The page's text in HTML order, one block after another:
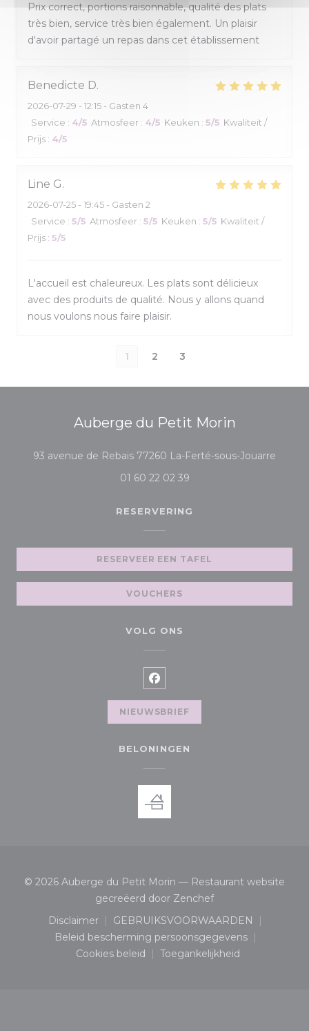
Prix correct, portions raisonnable, qualité des plats
très bien, service très bien également. Un plaisir
d'avoir partagé un repas dans cet établissement
Benedicte D
2026-07-29 - 12:15 - Gasten 4
Service : 4/5 Atmosfeer : 4/5 Keuken : 5/5 Kwaliteit /
Prijs : 4/5
Line G
2026-07-25 - 19:45 - Gasten 2
Service : 5/5 Atmosfeer : 5/5 Keuken : 5/5 Kwaliteit /
Prijs : 5/5
L'accueil est chaleureux. Les plats sont délicieux
avec des produits de qualité. Nous y allons quand
nous voulons nous faire plaisir.
1 2 3
Auberge du Petit Morin
93 avenue de Rebais 77260 La-Ferté-sous-Jouarre
01 60 22 02 39
RESERVERING
RESERVEER EEN TAFEL
VOUCHERS
VOLG ONS
Facebook ((opent in een
NIEUWSBRIEF
BELONINGEN
© 2026 Auberge du Petit Morin — Restaurant website
gecreëerd door Zenchef((opent in een
Disclaimer
((opent in een nieuw venster))
GEBRUIKSVOORWAARDEN
((opent in een nieuw
Beleid bescherming persoonsgegevens
((opent in een nieuw venster))
Cookies beleid
((opent in een nieuw venster))
Toegankelijkheid
((opent in een nieuw